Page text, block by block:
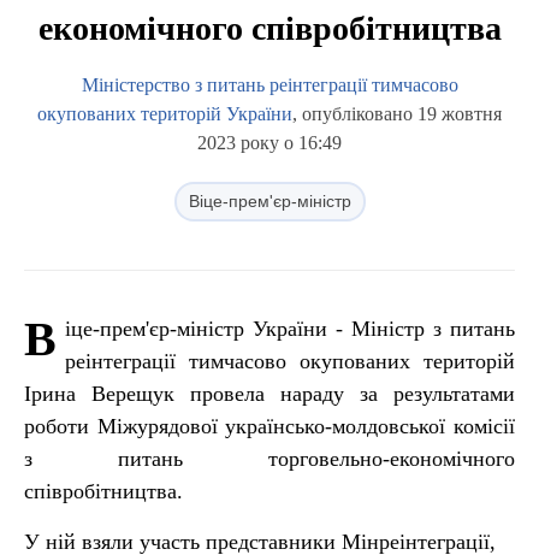
економічного співробітництва
Міністерство з питань реінтеграції тимчасово
окупованих територій України, опубліковано 19 жовтня
2023 року о 16:49
Віце-прем'єр-міністр
В іце-прем'єр-міністр України - Міністр з питань
реінтеграції тимчасово окупованих територій
Ірина Верещук провела нараду за результатами
роботи Міжурядової українсько-молдовської комісії
з питань торговельно-економічного
співробітництва.
У ній взяли участь представники Мінреінтеграції,